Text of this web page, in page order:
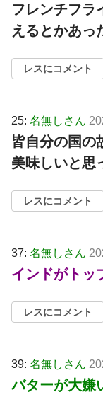
フレンチフラ
えるとかあっ
レスにコメント
25: 名無しさん
皆自分の国の
美味しいと思
レスにコメント
37: 名無しさん
インドがトッ
レスにコメント
39: 名無しさん
バターが大嫌